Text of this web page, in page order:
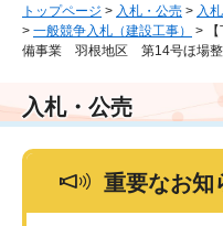
本
文
トップページ > 入札・公売 > 入
> 一般競争入札（建設工事） >
備事業 羽根地区 第14号ほ場整
入札・公売
重要なお知